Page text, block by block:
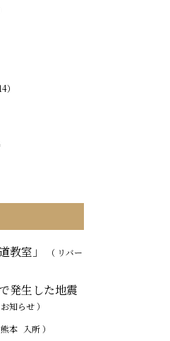
）
教室」
（ リバー
発生した地震
お知らせ ）
熊本 入所）